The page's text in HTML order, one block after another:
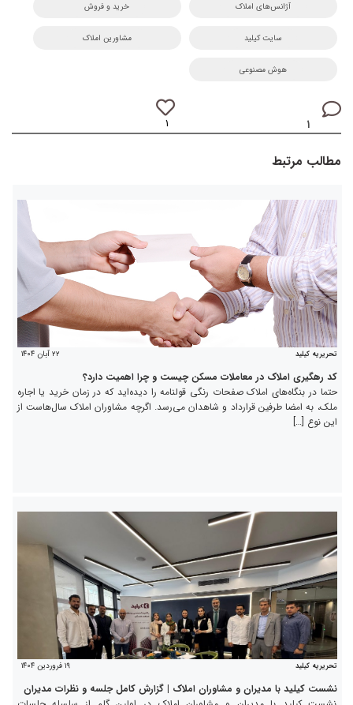
آژانس‌های املاک خرید و فروش
سایت کیلید مشاورین املاک
هوش مصنوعی
۱ ۱
مطالب مرتبط
تحریریه کیلید ۲۲ آبان ۱۴۰۴
کد رهگیری املاک در معاملات مسکن چیست و چرا اهمیت دارد؟
حتما در بنگاه‌های املاک صفحات رنگی قولنامه را دیده‌اید که در زمان خرید یا اجاره
ملک، به امضا طرفین قرارداد و شاهدان می‌رسد. اگرچه مشاوران املاک سال‌هاست از
این نوع […]
تحریریه کیلید ۱۹ فروردین ۱۴۰۴
نشست کیلید با مدیران و مشاوران املاک | گزارش کامل جلسه و نظرات مدیران